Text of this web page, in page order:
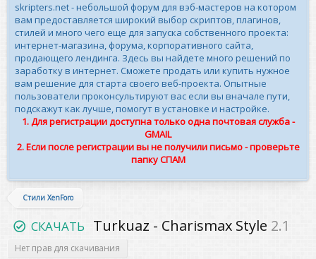
skripters.net - небольшой форум для вэб-мастеров на котором
вам предоставляется широкий выбор скриптов, плагинов,
стилей и много чего еще для запуска собственного проекта:
интернет-магазина, форума, корпоративного сайта,
продающего лендинга. Здесь вы найдете много решений по
заработку в интернет. Сможете продать или купить нужное
вам решение для старта своего веб-проекта. Опытные
пользователи проконсультируют вас если вы вначале пути,
подскажут как лучше, помогут в установке и настройке.
1. Для регистрации доступна только одна почтовая служба -
GMAIL
2. Если после регистрации вы не получили письмо - проверьте
папку СПАМ
Стили XenForo
СКАЧАТЬ Turkuaz - Charismax Style 2.1
Нет прав для скачивания